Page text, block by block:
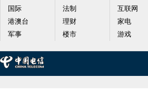
国际
港澳台
军事
法制
理财
楼市
互联网
家电
游戏